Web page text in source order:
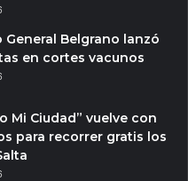
General Belgrano lanzó
en cortes vacunos
Mi Ciudad” vuelve con
para recorrer gratis los